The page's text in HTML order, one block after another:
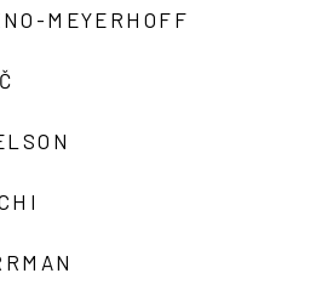
MEYERHOFF